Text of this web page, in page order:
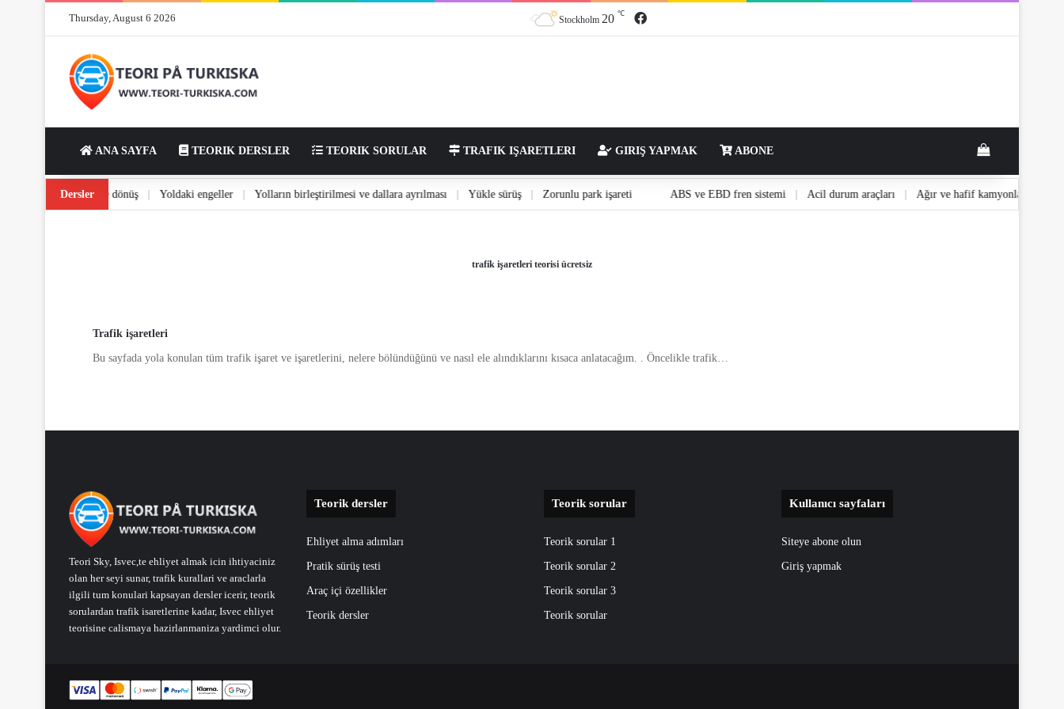
Thursday, August 6 2026 Stockholm 20 ℃ Facebook
ANA SAYFA TEORIK DERSLER TEORIK SORULAR TRAFIK IŞARETLERI GIRIŞ YAPMAK ABONE View your
Dersler
Yolda dönüş ve dönüş | Yoldaki engeller | Yolların birleştirilmesi ve dallara ayrılması | Yükle sürüş | Zorunlu park işareti ABS ve EBD fren sistemi | Acil durum araçları | Ağır ve hafif kamyonlar
trafik işaretleri teorisi ücretsiz
Trafik işaretleri
Bu sayfada yola konulan tüm trafik işaret ve işaretlerini, nelere bölündüğünü ve nasıl ele alındıklarını kısaca anlatacağım. . Öncelikle trafik…
Teori Sky, Isvec,te ehliyet almak icin ihtiyaciniz
olan her seyi sunar, trafik kurallari ve araclarla
ilgili tum konulari kapsayan dersler icerir, teorik
sorulardan trafik isaretlerine kadar, Isvec ehliyet
teorisine calismaya hazirlanmaniza yardimci olur.
Teorik dersler
Ehliyet alma adımları
Pratik sürüş testi
Araç içi özellikler
Teorik dersler
Teorik sorular
Teorik sorular 1
Teorik sorular 2
Teorik sorular 3
Teorik sorular
Kullanıcı sayfaları
Siteye abone olun
Giriş yapmak